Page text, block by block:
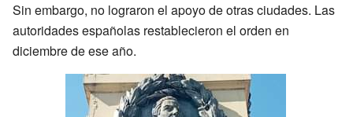
Sin embargo, no lograron el apoyo de otras ciudades. Las
autoridades españolas restablecieron el orden en
diciembre de ese año.